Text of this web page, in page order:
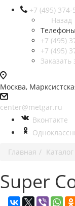
+7 (495) 374-
Назад
Телефоны
+7 (495)
+7 (495)
Заказать
Москва,
center@metgar.ru
Вконтакте
Главная
Каталог
Super